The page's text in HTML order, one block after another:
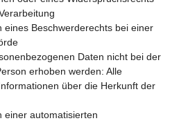
eines Beschwerderechts bei einer
Daten nicht bei der
erhoben werden: Alle
über die Herkunft der
einer automatisierten